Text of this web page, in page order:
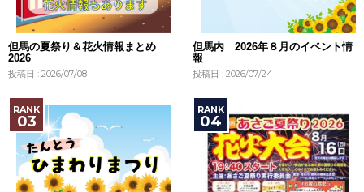
但馬の夏祭り＆花火情報まとめ
2026
投稿日 : 2026/07/08
但馬内 2026年８月のイベント情
報
投稿日 : 2026/07/24